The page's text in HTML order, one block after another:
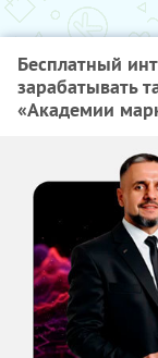
Бесплатный
зарабатывать
«Академии